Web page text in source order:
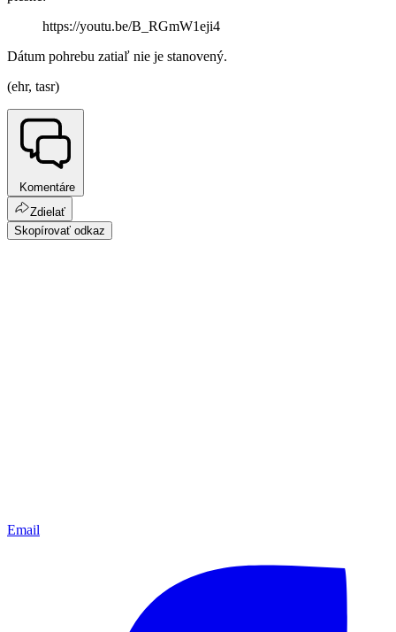
https://youtu.be/B_RGmW1eji4
Dátum pohrebu zatiaľ nie je stanovený.
(ehr, tasr)
Komentáre
Zdielať
Skopírovať odkaz
Email